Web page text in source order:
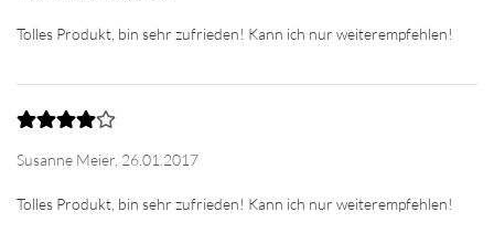
Susanne Meier, 26.01.2017